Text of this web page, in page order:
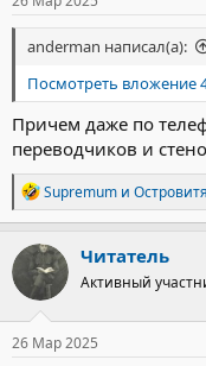
anderman написал(а):
Посмотреть вложение
Причем даже по
переводчиков и
Р
е
а
к
ц
и
и
:
Supremum и
Читатель
Активный
26 Мар 2025